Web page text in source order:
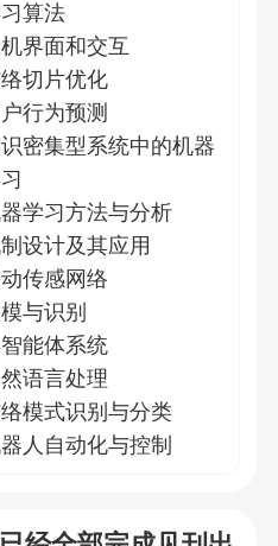
算法
界面和交互
络切片优化
行为预测
密集型系统中的机器
学习方法与分析
设计及其应用
传感网络
与识别
能体系统
语言处理
络模式识别与分类
人自动化与控制